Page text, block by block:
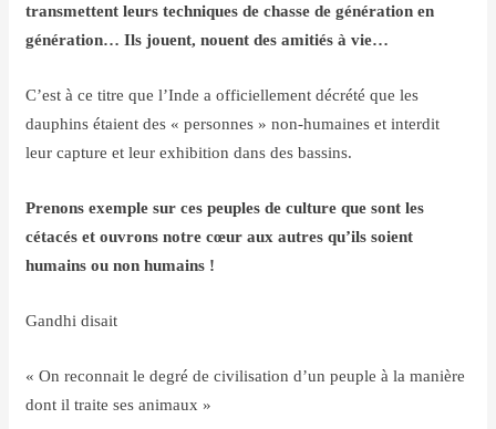
transmettent leurs techniques de chasse de génération en
génération… Ils jouent, nouent des amitiés à vie…
C’est à ce titre que l’Inde a officiellement décrété que les
dauphins étaient des « personnes » non-humaines et interdit
leur capture et leur exhibition dans des bassins.
Prenons exemple sur ces peuples de culture que sont les
cétacés et ouvrons notre cœur aux autres qu’ils soient
humains ou non humains !
Gandhi disait
« On reconnait le degré de civilisation d’un peuple à la manière
dont il traite ses animaux »